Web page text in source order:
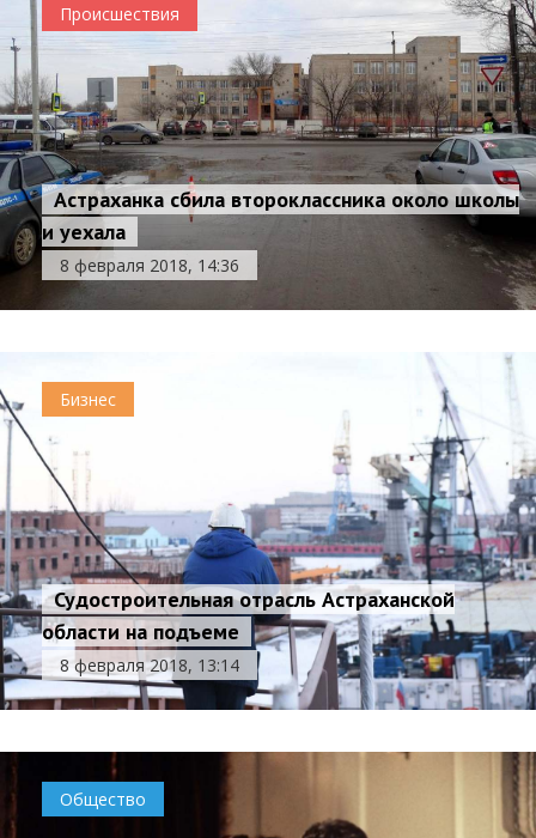
Происшествия
Астраханка сбила второклассника около школы
и уехала
8 февраля 2018, 14:36
Бизнес
Судостроительная отрасль Астраханской
области на подъеме
8 февраля 2018, 13:14
Общество